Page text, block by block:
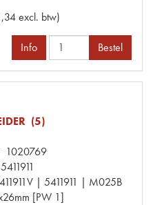
excl. btw)
Info Bestel
(5)
1020769
5411911
| 5411911 | M025B
[PW 1]